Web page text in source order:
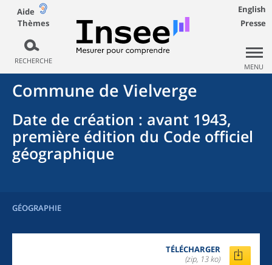
Aide
Thèmes
RECHERCHE
English
Presse
MENU
Commune de Vielverge
Date de création : avant 1943,
première édition du Code officiel
géographique
GÉOGRAPHIE
TÉLÉCHARGER
(zip, 13 ko)